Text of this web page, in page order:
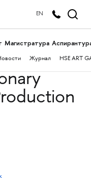
EN
Магистратура
Журнал HSE ART